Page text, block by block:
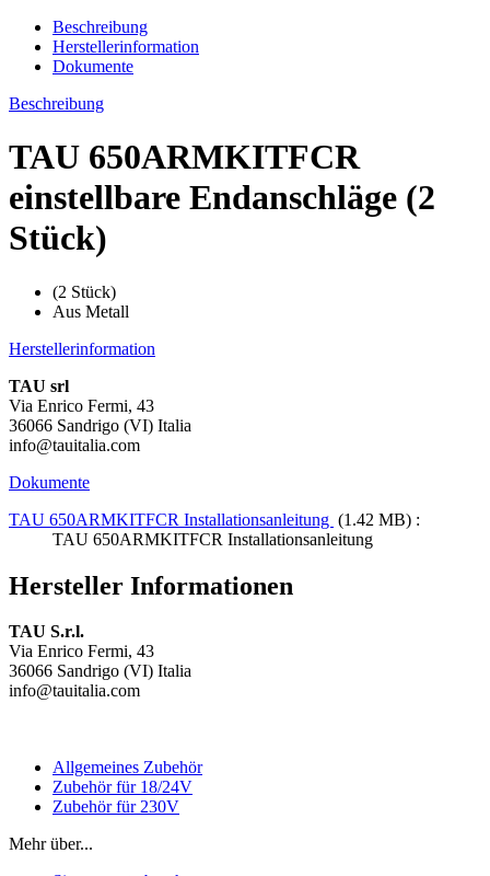
Beschreibung
Herstellerinformation
Dokumente
Beschreibung
TAU 650ARMKITFCR
einstellbare Endanschläge (2
Stück)
(2 Stück)
Aus Metall
Herstellerinformation
TAU srl
Via Enrico Fermi, 43
36066 Sandrigo (VI) Italia
info@tauitalia.com
Dokumente
TAU 650ARMKITFCR Installationsanleitung (1.42 MB) :
TAU 650ARMKITFCR Installationsanleitung
Hersteller Informationen
TAU S.r.l.
Via Enrico Fermi, 43
36066 Sandrigo (VI) Italia
info@tauitalia.com
Allgemeines Zubehör
Zubehör für 18/24V
Zubehör für 230V
Mehr über...